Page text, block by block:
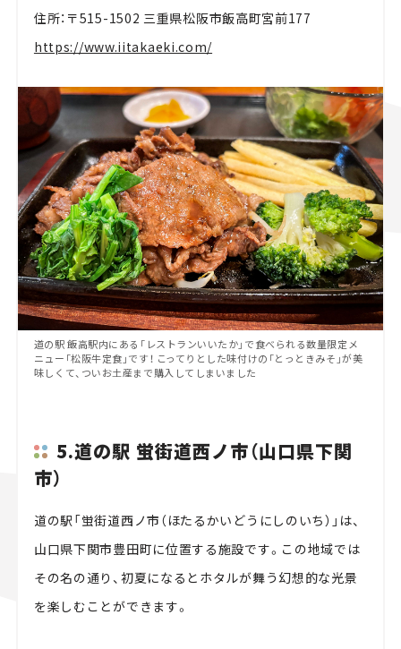
住所：〒515-1502 三重県松阪市飯高町宮前177
https://www.iitakaeki.com/
道の駅 飯高駅内にある「レストランいいたか」で食べられる数量限定メ
ニュー「松阪牛定食」です！ こってりとした味付けの「とっときみそ」が美
味しくて、ついお土産まで購入してしまいました
5.道の駅 蛍街道西ノ市（山口県下関
市）
道の駅「蛍街道西ノ市（ほたるかいどうにしのいち）」は、
山口県下関市豊田町に位置する施設です。この地域では
その名の通り、初夏になるとホタルが舞う幻想的な光景
を楽しむことができます。